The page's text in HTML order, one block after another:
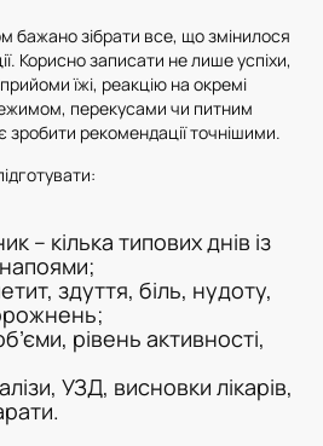
бажано зібрати все, що змінилося
Корисно записати не лише успіхи,
їжі, реакцію на окремі
перекусами чи питним
рекомендації точнішими.
– кілька типових днів із
здуття, біль, нудоту,
рівень активності,
УЗД, висновки лікарів,